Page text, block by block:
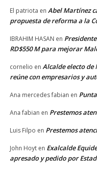
El patriota en Abel Martínez
propuesta de reforma a la
IBRAHIM HASAN en
RD$550 M para mejorar
cornelio en Alcalde electo de
reúne con empresarios y
Ana mercedes fabian en
Ana fabian en Prestemos
Luis Filpo en Prestemos
John Hoyt en Exalcalde
apresado y pedido por